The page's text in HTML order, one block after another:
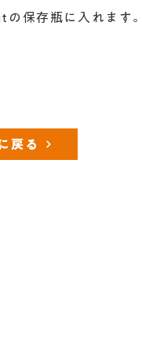
保存瓶に入れます。
戻る